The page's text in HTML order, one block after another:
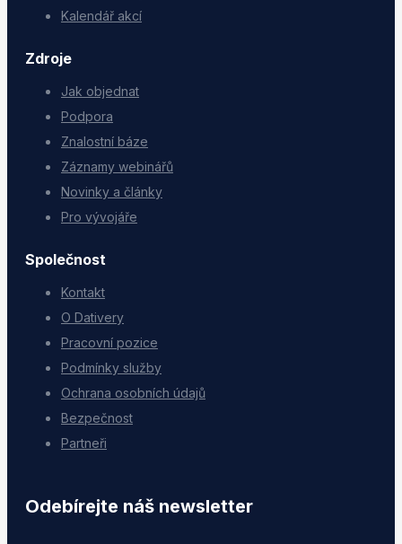
Kalendář akcí
Zdroje
Jak objednat
Podpora
Znalostní báze
Záznamy webinářů
Novinky a články
Pro vývojáře
Společnost
Kontakt
O Dativery
Pracovní pozice
Podmínky služby
Ochrana osobních údajů
Bezpečnost
Partneři
Odebírejte náš newsletter